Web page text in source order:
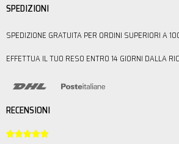
SPEDIZIONI
SPEDIZIONE GRATUITA PER ORDINI SUPERIORI A
EFFETTUA IL TUO RESO ENTRO 14 GIORNI DALLA
RECENSIONI
